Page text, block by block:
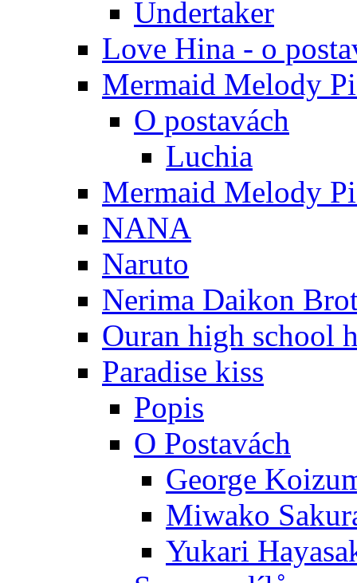
Undertaker
Love Hina - o
Mermaid Melody
O postavách
Luchia
Mermaid Melody
NANA
Naruto
Nerima Daikon
Ouran high school
Paradise kiss
Popis
O Postavách
George
Miwako
Yukari